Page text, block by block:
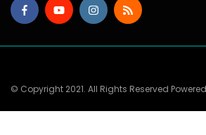
© Copyright 2021. All Rights Reserved